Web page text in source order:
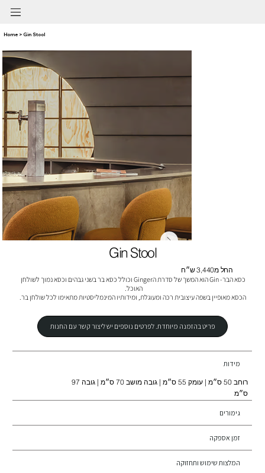
Home > Gin Stool
Gin Stool
החל מ3,440 ש״ח
הכסא מאופיין בשפה עיצובית רכה ומעוגלת, ומידותיו המינמליסטיות מתאימו לכל שולחן בר.
פריט בהזמנה מיוחדת. לפרטים נוספים יש ליצור קשר עם החנות
מידות
רוחב 50 ס״מ | עומק 55 ס״מ | גובה מושב 70 ס״מ | גובה 97
ס״מ
גימורים
זמן אספקה
המלצות שימוש ותחזוקה